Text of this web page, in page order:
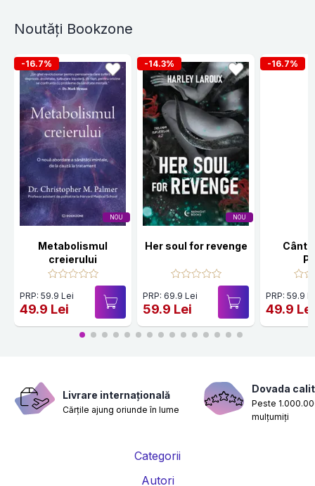
Noutăți Bookzone
NOU
-16.7%
Metabolismul
creierului
PRP: 59.9 Lei
49.9 Lei
NOU
-14.3%
Her soul for revenge
PRP: 69.9 Lei
59.9 Lei
-16.7%
PRP: 59.9
49.9 Lei
Livrare internațională
Cărțile ajung oriunde în lume
Dovada
Peste
mulțumiți
Categorii
Autori